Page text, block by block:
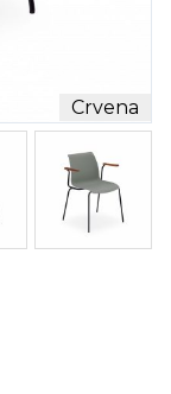
Crvena